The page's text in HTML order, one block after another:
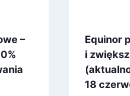
–
Equinor
i
18